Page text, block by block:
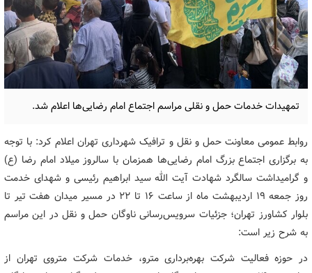
تمهیدات ‌خدمات حمل و نقلی مراسم اجتماع امام رضایی‌ها اعلام شد.
روابط عمومی معاونت حمل و نقل و ترافیک شهرداری تهران اعلام کرد: با توجه
به برگزاری اجتماع بزرگ امام رضایی‌ها همزمان با سالروز میلاد امام رضا (ع)
و گرامیداشت سالگرد شهادت آیت الله سید ابراهیم رئیسی و شهدای خدمت
روز جمعه ۱۹ اردیبهشت ماه از ساعت ۱۶ تا ۲۲ در مسیر میدان هفت تیر تا
بلوار کشاورز تهران؛ جزئیات سرویس‌رسانی ناوگان حمل و نقل در این مراسم
به شرح زیر است:
در حوزه فعالیت شرکت بهره‌برداری مترو، خدمات شرکت متروی تهران از